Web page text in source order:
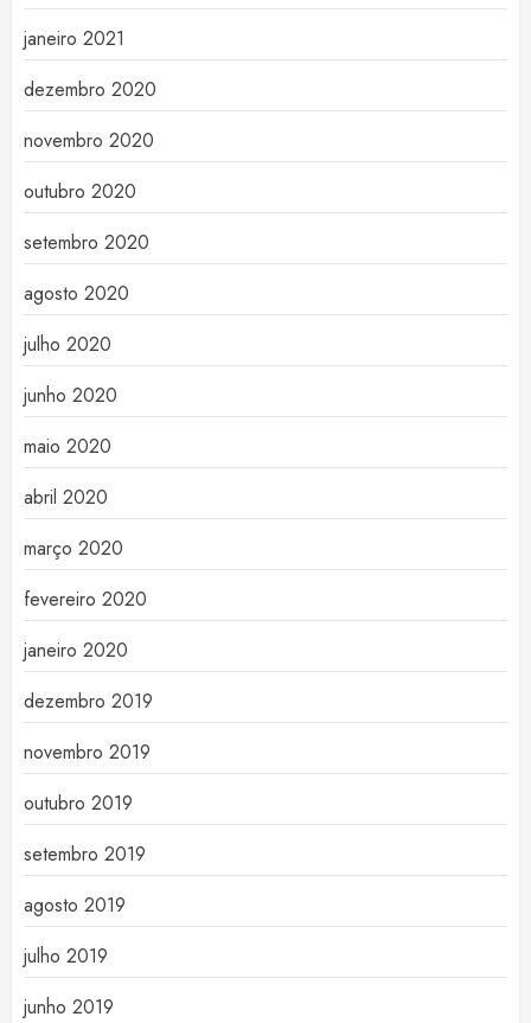
janeiro 2021
dezembro 2020
novembro 2020
outubro 2020
setembro 2020
agosto 2020
julho 2020
junho 2020
maio 2020
abril 2020
março 2020
fevereiro 2020
janeiro 2020
dezembro 2019
novembro 2019
outubro 2019
setembro 2019
agosto 2019
julho 2019
junho 2019